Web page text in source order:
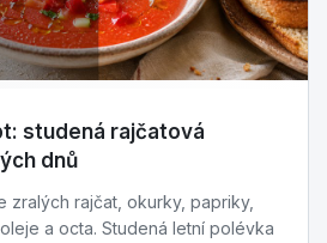
studená rajčatová
dnů
zralých rajčat, okurky, papriky,
a octa. Studená letní polévka